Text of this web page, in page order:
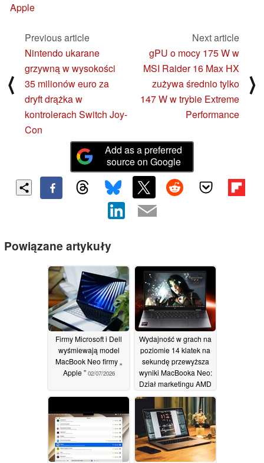
Apple
⟨
Previous article
Nintendo ukarane
grzywną w wysokości
35 milionów euro za
dryft drążka w
kontrolerach Switch Joy-
Con
Next article
gPU o mocy 175 W w
MSI Raider 16 Max HX
zużywa średnio tylko
147 W w trybie Extreme
Performance
⟩
Add as a preferred
source on Google
Powiązane artykuły
Firmy Microsoft i Dell
wyśmiewają model
MacBook Neo firmy „
Apple ” 02/07/2026
Wydajność w grach na
poziomie 14 klatek na
sekundę przewyższa
wyniki MacBooka Neo:
Dział marketingu AMD
wystrzeliwuje
wprowadzające w błąd
argumenty Apple
16/06/2026